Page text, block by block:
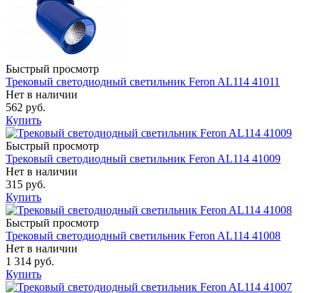
Быстрый просмотр
Трековый светодиодный светильник Feron AL114 41011
Нет в наличии
562 руб.
Купить
Быстрый просмотр
Трековый светодиодный светильник Feron AL114 41009
Нет в наличии
315 руб.
Купить
Быстрый просмотр
Трековый светодиодный светильник Feron AL114 41008
Нет в наличии
1 314 руб.
Купить